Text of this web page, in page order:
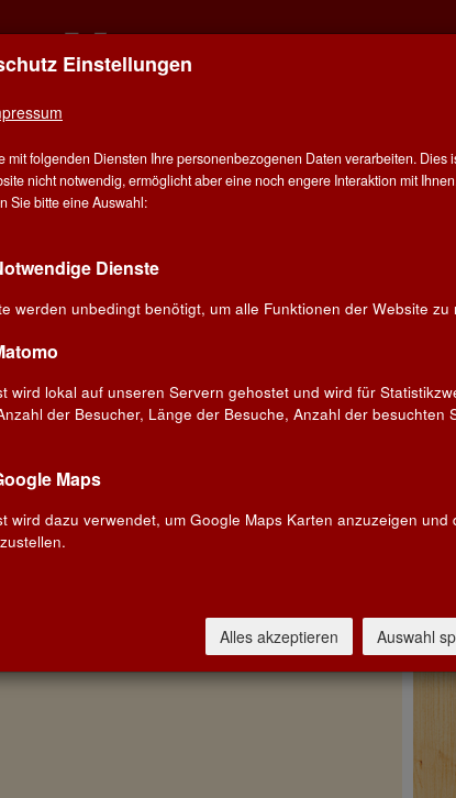
ANGEBOT WINZER VERANSTALTUNGEN
Gloria
Einstellungen
mit folgenden Diensten Ihre personenbezogenen Daten verarbeiten. Dies
nicht notwendig, ermöglicht aber eine noch engere Interaktion mit
Sie bitte eine Auswahl:
Dienste
werden unbedingt benötigt, um alle Funktionen der Website zu
wird lokal auf unseren Servern gehostet und wird für
der Besucher, Länge der Besuche, Anzahl der besuchten
Maps
wird dazu verwendet, um Google Maps Karten anzuzeigen und
Alles akzeptieren Auswahl